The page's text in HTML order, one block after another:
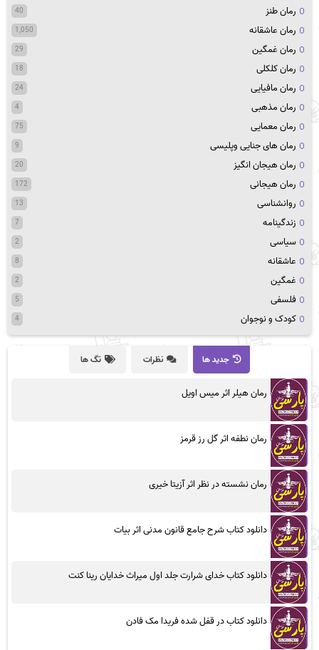
رمان طنز 40
رمان عاشقانه 1,050
رمان غمگین 29
رمان کلکلی 18
رمان مافیایی 24
رمان مذهبی 4
رمان معمایی 75
رمان های جنایی وپلیسی 9
رمان هیجان انگیز 20
رمان هیجانی 172
روانشناسی 13
زندگینامه 7
سیاسی 2
عاشقانه 8
غمگین 2
فلسفی 5
کودک و نوجوان 4
جدید ها نظرات تگ ها
رمان هیلر اثر میس اویل
رمان نطفه اثر گل رز قرمز
رمان نشسته در نظر اثر آزیتا خیری
دانلود کتاب شرح جامع قانون مدنی اثر بیات
دانلود کتاب خدای شرارت جلد اول میراث خدایان رینا کنت
دانلود کتاب در قفل شده فریدا مک فادن